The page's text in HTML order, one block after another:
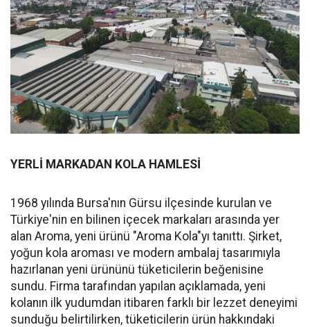
YERLİ MARKADAN KOLA HAMLESİ
1968 yılında Bursa'nın Gürsu ilçesinde kurulan ve
Türkiye'nin en bilinen içecek markaları arasında yer
alan Aroma, yeni ürünü "Aroma Kola"yı tanıttı. Şirket,
yoğun kola aroması ve modern ambalaj tasarımıyla
hazırlanan yeni ürününü tüketicilerin beğenisine
sundu. Firma tarafından yapılan açıklamada, yeni
kolanın ilk yudumdan itibaren farklı bir lezzet deneyimi
sunduğu belirtilirken, tüketicilerin ürün hakkındaki